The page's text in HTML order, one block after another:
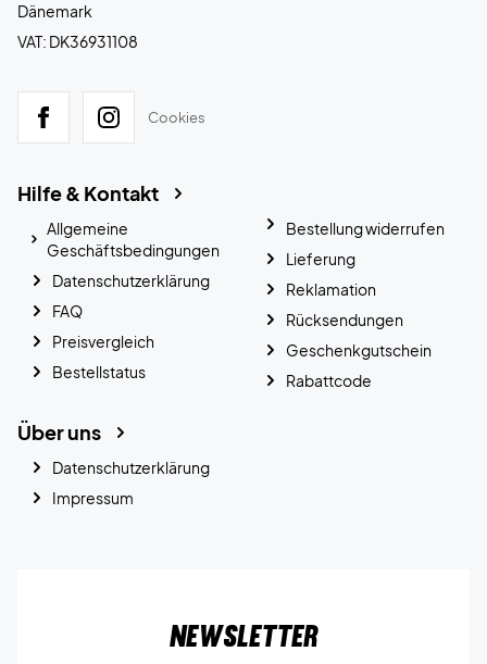
Dänemark
VAT: DK36931108
Cookies
Hilfe & Kontakt
Allgemeine
Geschäftsbedingungen
Datenschutzerklärung
FAQ
Preisvergleich
Bestellstatus
Bestellung widerrufen
Lieferung
Reklamation
Rücksendungen
Geschenkgutschein
Rabattcode
Über uns
Datenschutzerklärung
Impressum
Newsletter